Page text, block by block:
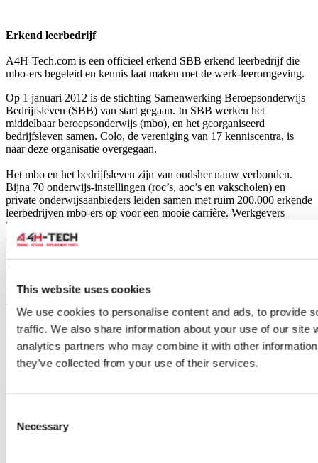
This website uses cookies
We use cookies to personalise content and ads, to provide
traffic. We also share information about your use of our site
analytics partners who may combine it with other
they’ve collected from your use of their services.
Selection
Necessary
Erkend leerbedrijf
A4H-Tech.com is een officieel erkend SBB erkend leerbedrijf die
mbo-ers begeleid en kennis laat maken met de werk-leeromgeving.
Op 1 januari 2012 is de stichting Samenwerking Beroepsonderwijs
Bedrijfsleven (SBB) van start gegaan. In SBB werken het
middelbaar beroepsonderwijs (mbo), en het georganiseerd
bedrijfsleven samen. Colo, de vereniging van 17 kenniscentra, is
naar deze organisatie overgegaan.
Het mbo en het bedrijfsleven zijn van oudsher nauw verbonden.
Bijna 70 onderwijs-instellingen (roc’s, aoc’s en vakscholen) en
private onderwijsaanbieders leiden samen met ruim 200.000 erkende
leerbedrijven mbo-ers op voor een mooie carrière. Werkgevers
hebben goed opgeleide vakmensen nodig. De vraag naar personeel
en de eisen die het bedrijfsleven aan deze vakmensen stelt zijn
constant in beweging. Daarnaast moeten vmbo, mbo en hbo goed
op elkaar er aansluiten. SBB speelt hier actief op in en adviseert de
minister van OCW.
Klantenservice
Registreren
Bestellen
Verzenden/Afhalen
Voorwaarden